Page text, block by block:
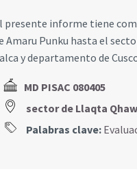
presente informe tiene
Amaru Punku hasta el
y departamento de
MD PISAC 080405
sector de Llaqta
Palabras clave: